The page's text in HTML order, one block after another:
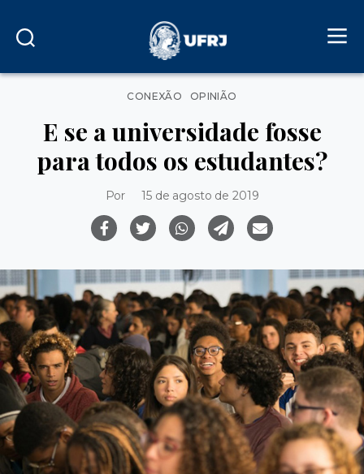
Categorias
CONEXÃO OPINIÃO
E se a universidade fosse
para todos os estudantes?
Por 15 de agosto de 2019